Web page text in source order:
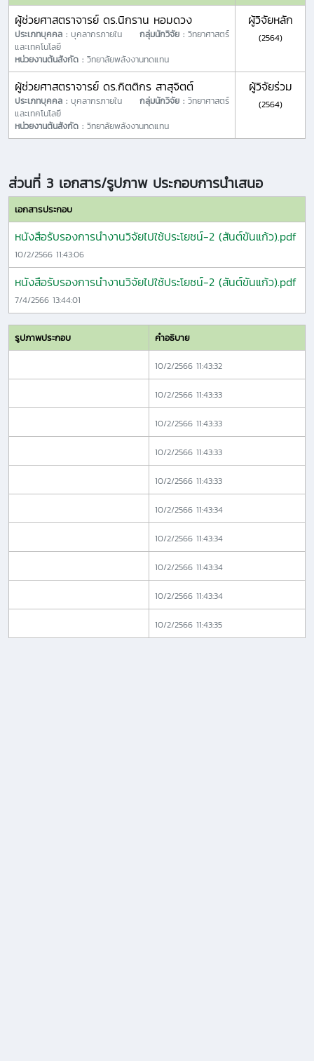
ผู้ช่วยศาสตราจารย์ ดร.นิกราน หอมดวง
ประเภทบุคคล : บุคลากรภายใน กลุ่มนักวิจัย : วิทยาศาสตร์
และเทคโนโลยี
หน่วยงานต้นสังกัด : วิทยาลัยพลังงานทดแทน
ผู้วิจัยหลัก
(2564)
ผู้ช่วยศาสตราจารย์ ดร.กิตติกร สาสุจิตต์
ประเภทบุคคล : บุคลากรภายใน กลุ่มนักวิจัย : วิทยาศาสตร์
และเทคโนโลยี
หน่วยงานต้นสังกัด : วิทยาลัยพลังงานทดแทน
ผู้วิจัยร่วม
(2564)
ส่วนที่ 3 เอกสาร/รูปภาพ ประกอบการนำเสนอ
เอกสารประกอบ
หนังสือรับรองการนำงานวิจัยไปใช้ประโยชน์-2 (สันต์ขันแก้ว).pdf
10/2/2566 11:43:06
หนังสือรับรองการนำงานวิจัยไปใช้ประโยชน์-2 (สันต์ขันแก้ว).pdf
7/4/2566 13:44:01
รูปภาพประกอบ คำอธิบาย
10/2/2566 11:43:32
10/2/2566 11:43:33
10/2/2566 11:43:33
10/2/2566 11:43:33
10/2/2566 11:43:33
10/2/2566 11:43:34
10/2/2566 11:43:34
10/2/2566 11:43:34
10/2/2566 11:43:34
10/2/2566 11:43:35